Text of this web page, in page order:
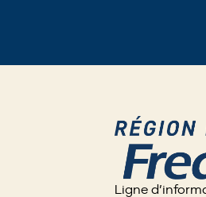
Ligne